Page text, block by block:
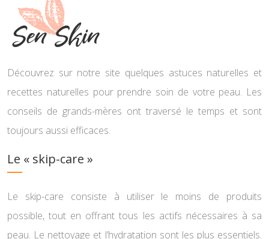
Découvrez sur notre site quelques astuces naturelles et
recettes naturelles pour prendre soin de votre peau. Les
conseils de grands-mères ont traversé le temps et sont
toujours aussi efficaces.
Le « skip-care »
Le skip-care consiste à utiliser le moins de produits
possible, tout en offrant tous les actifs nécessaires à sa
peau. Le nettoyage et l’hydratation sont les plus essentiels.